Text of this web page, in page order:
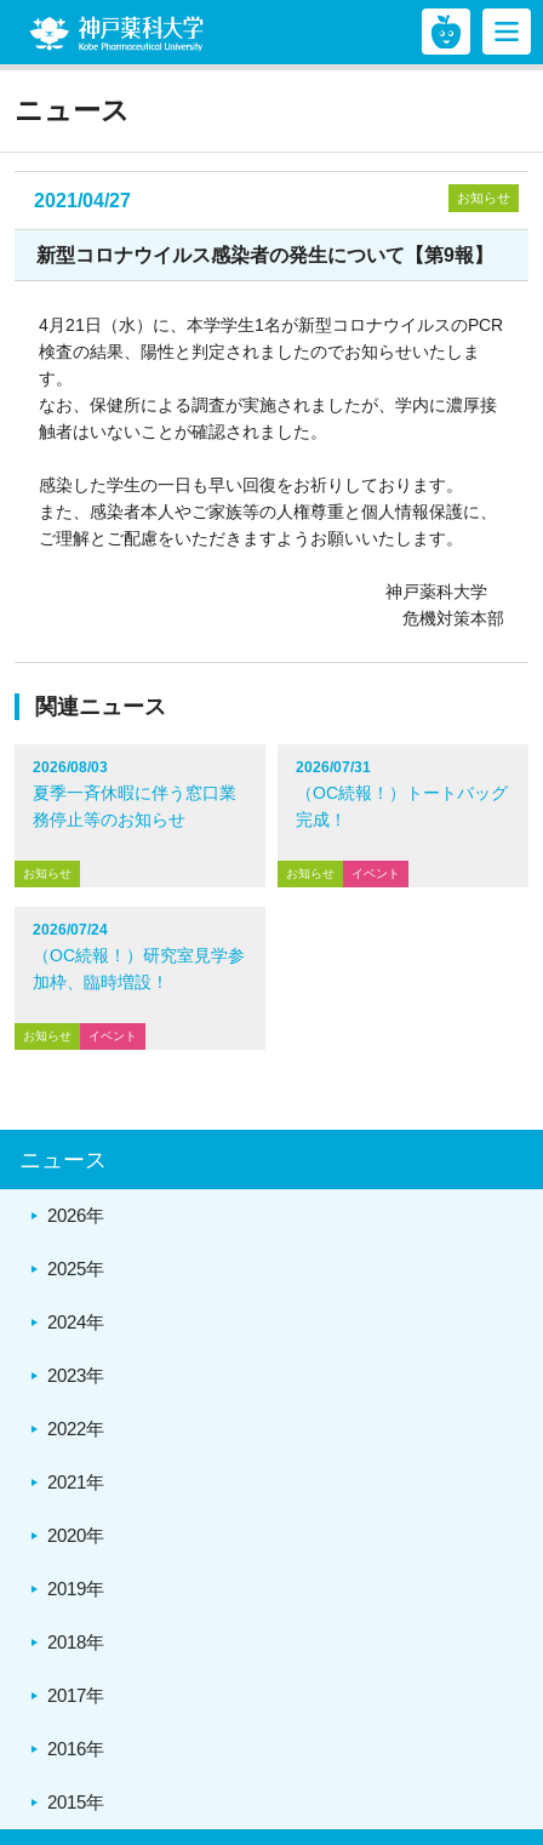
ニュース
2021/04/27 お知らせ
新型コロナウイルス感染者の発生について【第9報】
4月21日（水）に、本学学生1名が新型コロナウイルスのPCR
検査の結果、陽性と判定されましたのでお知らせいたしま
す。
なお、保健所による調査が実施されましたが、学内に濃厚接
触者はいないことが確認されました。
感染した学生の一日も早い回復をお祈りしております。
また、感染者本人やご家族等の人権尊重と個人情報保護に、
ご理解とご配慮をいただきますようお願いいたします。
神戸薬科大学
危機対策本部
関連ニュース
2026/08/03
夏季一斉休暇に伴う窓口業
務停止等のお知らせ
お知らせ
2026/07/31
（OC続報！）トートバッグ
完成！
お知らせ イベント
2026/07/24
（OC続報！）研究室見学参
加枠、臨時増設！
お知らせ イベント
ニュース
2026年
2025年
2024年
2023年
2022年
2021年
2020年
2019年
2018年
2017年
2016年
2015年
神戸薬科大学